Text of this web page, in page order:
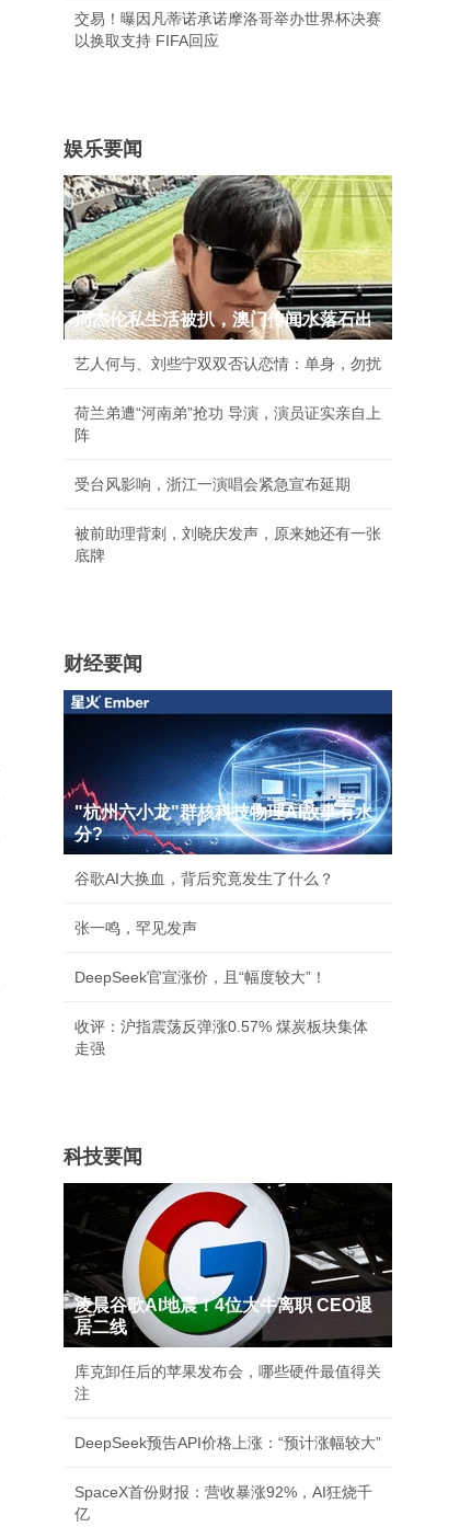
交易！曝因凡蒂诺承诺摩洛哥举办世界杯决赛
以换取支持 FIFA回应
娱乐要闻
周杰伦私生活被扒，澳门传闻水落石出
艺人何与、刘些宁双双否认恋情：单身，勿扰
荷兰弟遭“河南弟”抢功 导演，演员证实亲自上
阵
受台风影响，浙江一演唱会紧急宣布延期
被前助理背刺，刘晓庆发声，原来她还有一张
底牌
财经要闻
"杭州六小龙"群核科技物理AI故事有水
分?
谷歌AI大换血，背后究竟发生了什么？
张一鸣，罕见发声
DeepSeek官宣涨价，且“幅度较大”！
收评：沪指震荡反弹涨0.57% 煤炭板块集体
走强
科技要闻
凌晨谷歌AI地震！4位大牛离职 CEO退
居二线
库克卸任后的苹果发布会，哪些硬件最值得关
注
DeepSeek预告API价格上涨：“预计涨幅较大”
SpaceX首份财报：营收暴涨92%，AI狂烧千
亿